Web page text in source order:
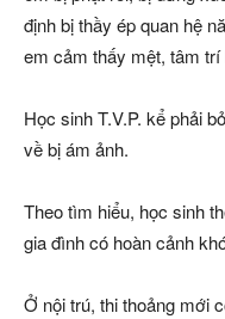
định bị thầy ép quan hệ
em cảm thấy mệt, tâm trí
Học sinh T.V.P. kể phải
về bị ám ảnh.
Theo tìm hiểu, học sinh
gia đình có hoàn cảnh
Ở nội trú, thi thoảng mới